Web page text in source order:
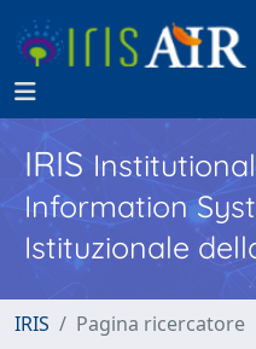
IRIS
Information
Istituzionale
IRIS Pagina ricercatore